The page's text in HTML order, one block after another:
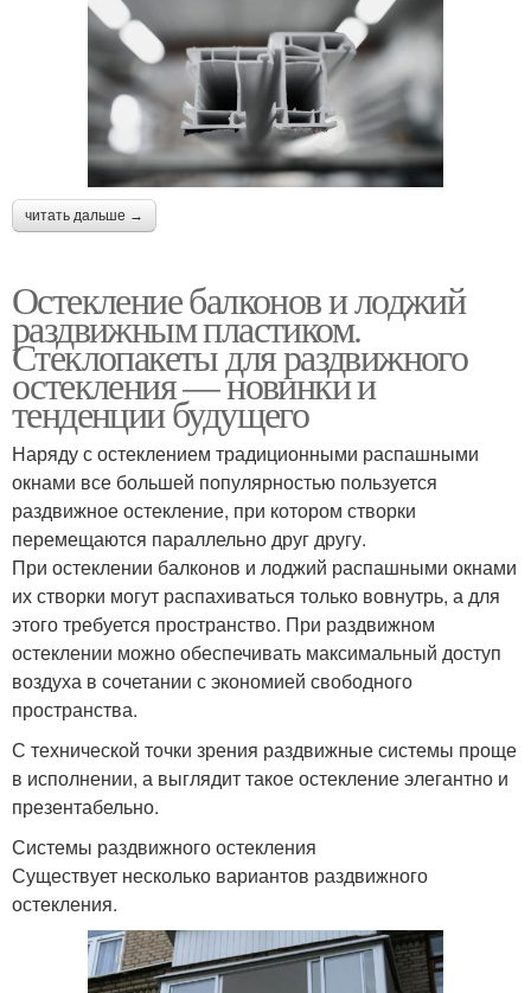
читать дальше →
Остекление балконов и лоджий
раздвижным пластиком.
Стеклопакеты для раздвижного
остекления — новинки и
тенденции будущего
Наряду с остеклением традиционными распашными
окнами все большей популярностью пользуется
раздвижное остекление, при котором створки
перемещаются параллельно друг другу.
При остеклении балконов и лоджий распашными окнами
их створки могут распахиваться только вовнутрь, а для
этого требуется пространство. При раздвижном
остеклении можно обеспечивать максимальный доступ
воздуха в сочетании с экономией свободного
пространства.
С технической точки зрения раздвижные системы проще
в исполнении, а выглядит такое остекление элегантно и
презентабельно.
Системы раздвижного остекления
Существует несколько вариантов раздвижного
остекления.